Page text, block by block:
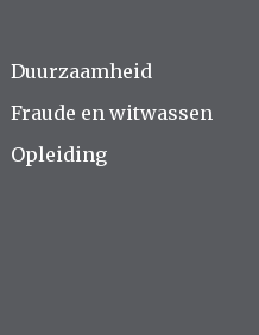
Duurzaamheid
Fraude en witwassen
Opleiding